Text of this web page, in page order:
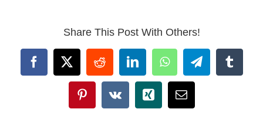
Share This Post With Others!
Facebook
X RedditLinkedInWhatsAppTelegramTumblr
Pinterest
Vk Xing Email